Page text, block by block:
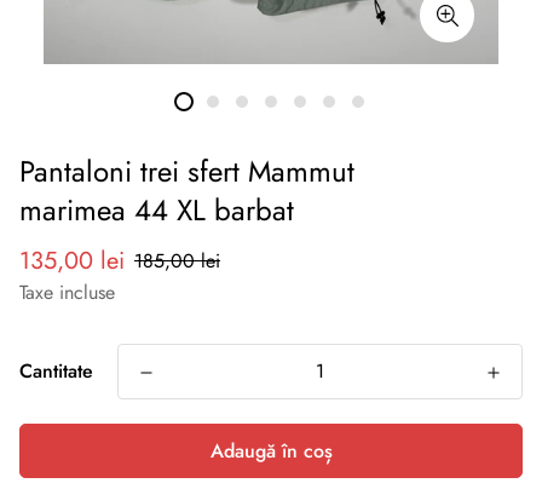
Pantaloni trei sfert Mammut
marimea 44 XL barbat
Preț
redus
135,00 lei
Preț
normal
185,00 lei
Taxe incluse
Cantitate
Adaugă în coș